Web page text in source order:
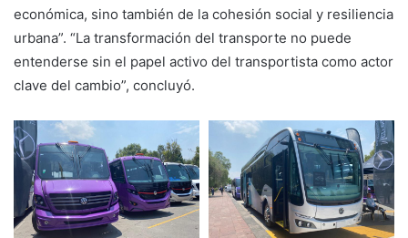
económica, sino también de la cohesión social y resiliencia
urbana”. “La transformación del transporte no puede
entenderse sin el papel activo del transportista como actor
clave del cambio”, concluyó.